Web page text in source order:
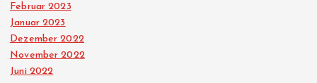
Februar 2023
Januar 2023
Dezember 2022
November 2022
Juni 2022